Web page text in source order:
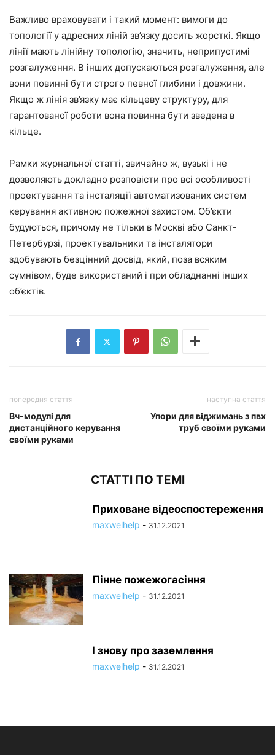
Важливо враховувати і такий момент: вимоги до
топології у адресних ліній зв’язку досить жорсткі. Якщо
лінії мають лінійну топологію, значить, неприпустимі
розгалуження. В інших допускаються розгалуження, але
вони повинні бути строго певної глибини і довжини.
Якщо ж лінія зв’язку має кільцеву структуру, для
гарантованої роботи вона повинна бути зведена в
кільце.
Рамки журнальної статті, звичайно ж, вузькі і не
дозволяють докладно розповісти про всі особливості
проектування та інсталяції автоматизованих систем
керування активною пожежної захистом. Об’єкти
будуються, причому не тільки в Москві або Санкт-
Петербурзі, проектувальники та інсталятори
здобувають безцінний досвід, який, поза всяким
сумнівом, буде використаний і при обладнанні інших
об’єктів.
попередня стаття
Вч-модулі для
дистанційного керування
своїми руками
наступна стаття
Упори для віджимань з пвх
труб своїми руками
СТАТТІ ПО ТЕМІ
Приховане відеоспостереження
maxwelhelp - 31.12.2021
Пінне пожежогасіння
maxwelhelp - 31.12.2021
І знову про заземлення
maxwelhelp - 31.12.2021